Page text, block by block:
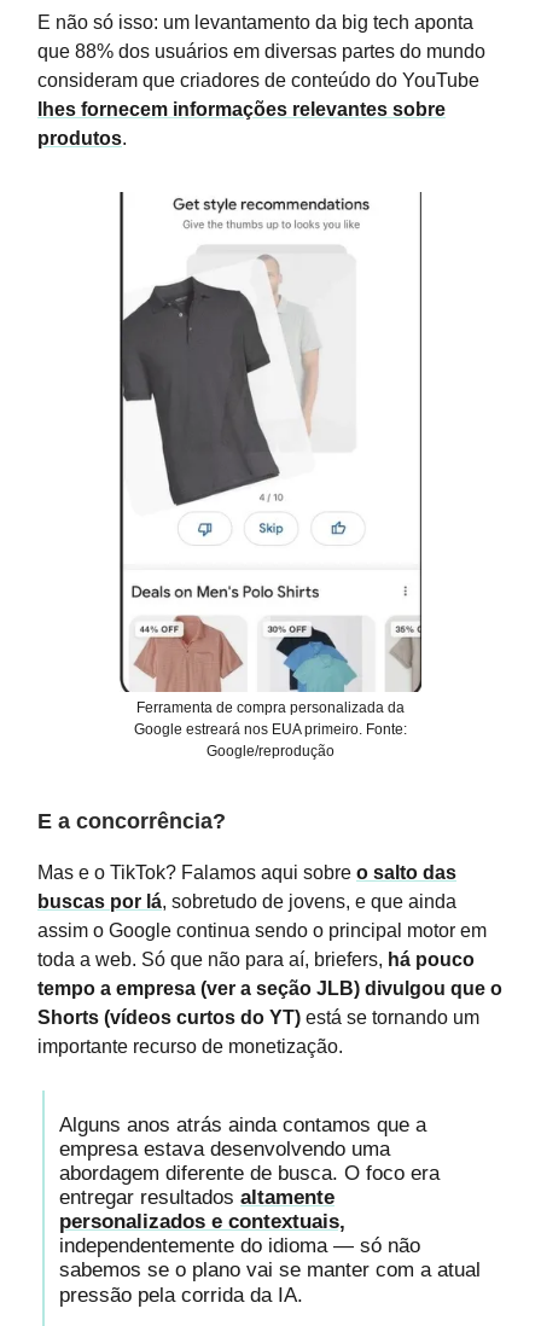
E não só isso: um levantamento da big tech aponta
que 88% dos usuários em diversas partes do mundo
consideram que criadores de conteúdo do YouTube
lhes fornecem informações relevantes sobre
produtos.
Ferramenta de compra personalizada da
Google estreará nos EUA primeiro. Fonte:
Google/reprodução
E a concorrência?
Mas e o TikTok? Falamos aqui sobre o salto das
buscas por lá, sobretudo de jovens, e que ainda
assim o Google continua sendo o principal motor em
toda a web. Só que não para aí, briefers, há pouco
tempo a empresa (ver a seção JLB) divulgou que o
Shorts (vídeos curtos do YT) está se tornando um
importante recurso de monetização.
Alguns anos atrás ainda contamos que a
empresa estava desenvolvendo uma
abordagem diferente de busca. O foco era
entregar resultados altamente
personalizados e contextuais,
independentemente do idioma — só não
sabemos se o plano vai se manter com a atual
pressão pela corrida da IA.